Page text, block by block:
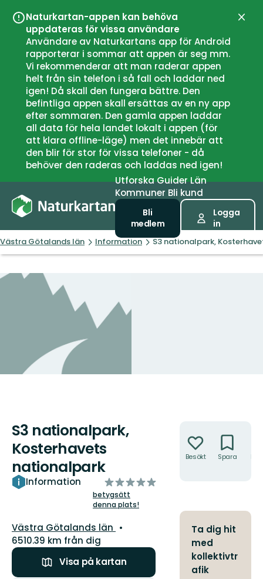
Naturkartan-appen kan behöva
uppdateras för vissa användare
Användare av Naturkartans app för Android
rapporterar i sommar att appen är seg mm.
Vi rekommenderar att man raderar appen
helt från sin telefon i så fall och laddar ned
igen! Då skall den fungera bättre. Den
befintliga appen skall ersättas av en ny app
efter sommaren. Den gamla appen laddar
all data för hela landet lokalt i appen (för
att klara offline-läge) men det innebär att
den blir för stor för vissa telefoner - då
behöver den raderas och laddas ned igen!
UtforskaGuiderLän
Kommuner Bli kund
Bli
medlem
Logga
in
Västra Götalands län Information S3 nationalpark,
S3 nationalpark,
Kosterhavets
nationalpark
Information
av
5
stjärnor
betygsätt
denna plats!
Län:
Västra Götalands län
6510.39 km från dig
Visa på kartan
Besökt Spara
Ta dig hit
med
kollektivtr
afik